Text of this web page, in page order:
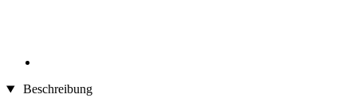
Beschreibung